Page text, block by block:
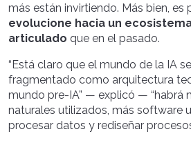
más están invirtiendo. Más bien, es
evolucione hacia un
articulado que en el pasado.
“Está claro que el mundo de la IA
fragmentado como arquitectura
mundo pre-IA” — explicó — “habrá
naturales utilizados, más software
procesar datos y rediseñar